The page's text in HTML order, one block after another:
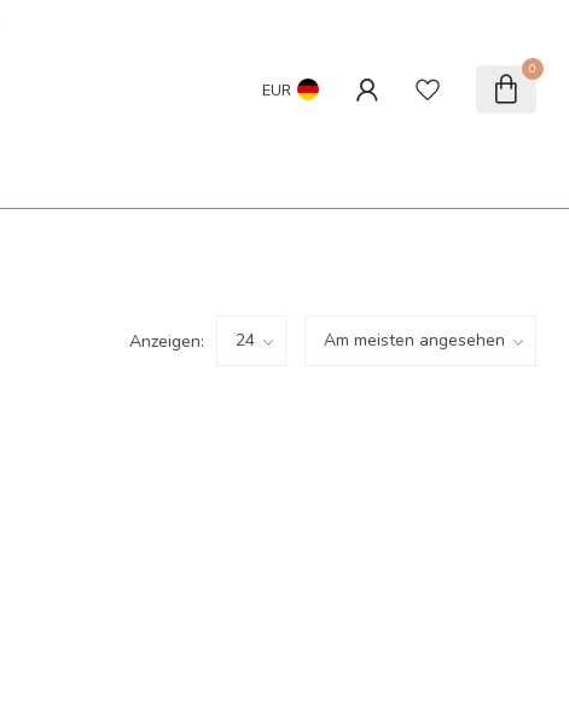
EUR
0
Anzeigen: